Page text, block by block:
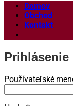
Domov
Obchod
Kontakt
Prihlásenie
Používateľské